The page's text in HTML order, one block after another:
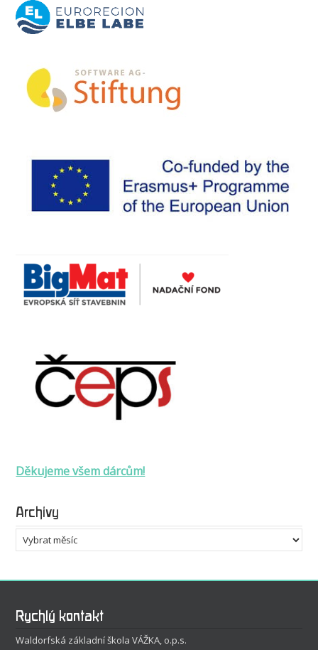
Děkujeme všem dárcům!
Archivy
Archivy
Rychlý kontakt
Waldorfská základní škola VÁŽKA, o.p.s.